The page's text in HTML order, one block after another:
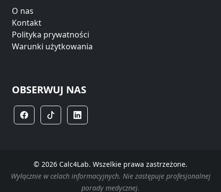
O nas
Kontakt
Polityka prywatności
Warunki użytkowania
OBSERWUJ NAS
© 2026 Calc4Lab. Wszelkie prawa zastrzeżone.
Wyłącznie w celach informacyjnych. Nie zastępuje profesjonalnej
porady medycznej.